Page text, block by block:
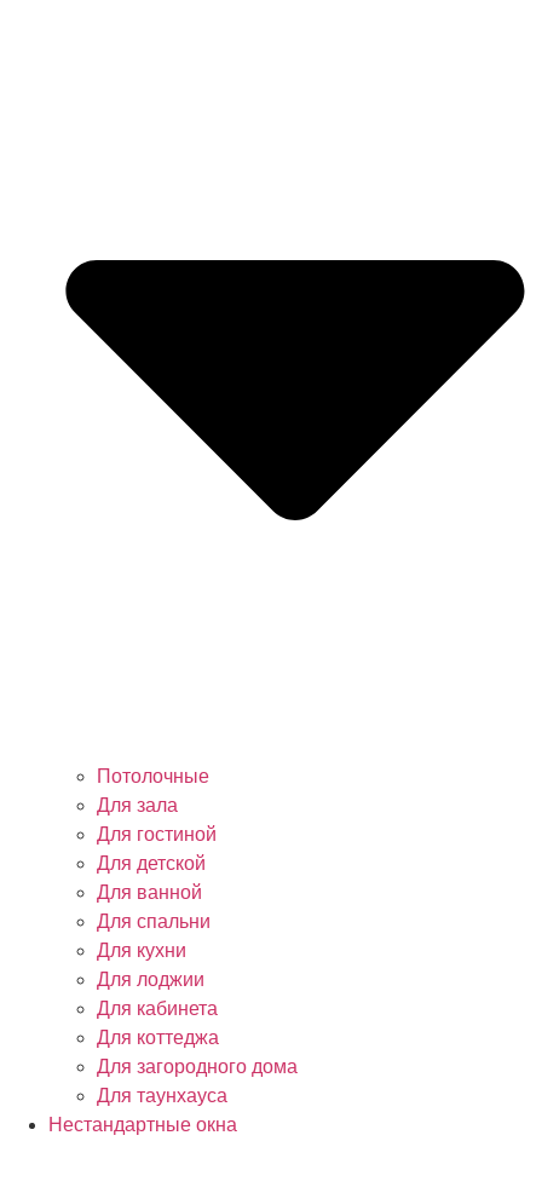
Потолочные
Для зала
Для гостиной
Для детской
Для ванной
Для спальни
Для кухни
Для лоджии
Для кабинета
Для коттеджа
Для загородного дома
Для таунхауса
Нестандартные окна